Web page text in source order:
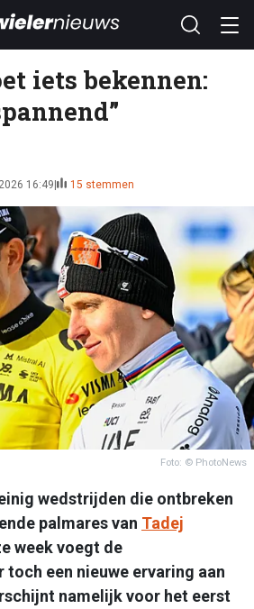
iets bekennen:
16:49 15 stemmen
Foto: © PhotoNews
wedstrijden die ontbreken
palmares van Tadej
week voegt de
een nieuwe ervaring aan
namelijk voor het eerst